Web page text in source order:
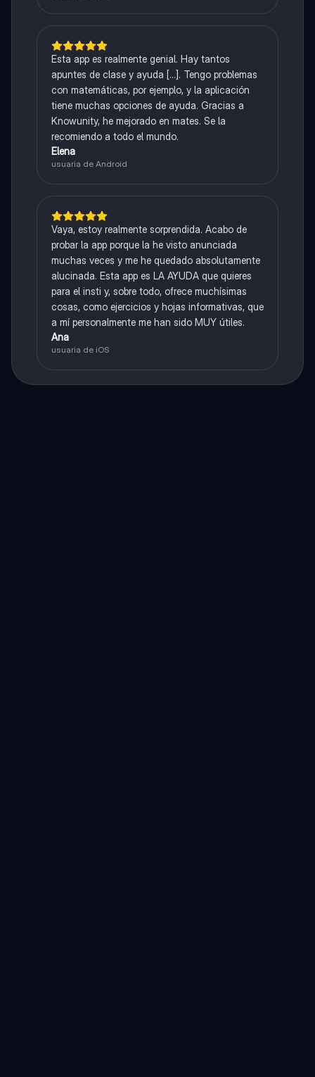
Esta app es realmente genial. Hay tantos
apuntes de clase y ayuda [...]. Tengo problemas
con matemáticas, por ejemplo, y la aplicación
tiene muchas opciones de ayuda. Gracias a
Knowunity, he mejorado en mates. Se la
recomiendo a todo el mundo.
Elena
usuaria de Android
Vaya, estoy realmente sorprendida. Acabo de
probar la app porque la he visto anunciada
muchas veces y me he quedado absolutamente
alucinada. Esta app es LA AYUDA que quieres
para el insti y, sobre todo, ofrece muchísimas
cosas, como ejercicios y hojas informativas, que
a mí personalmente me han sido MUY útiles.
Ana
usuaria de iOS